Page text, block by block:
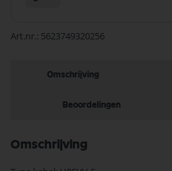
Art.nr. 5623749320256
Omschrijving
Beoordelingen
Omschrijving